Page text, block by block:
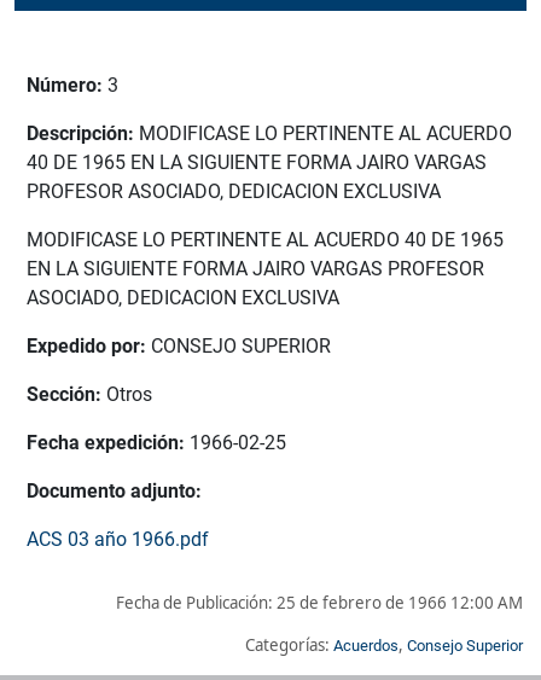
Número: 3
Descripción: MODIFICASE LO PERTINENTE AL ACUERDO
40 DE 1965 EN LA SIGUIENTE FORMA JAIRO VARGAS
PROFESOR ASOCIADO, DEDICACION EXCLUSIVA
MODIFICASE LO PERTINENTE AL ACUERDO 40 DE 1965
EN LA SIGUIENTE FORMA JAIRO VARGAS PROFESOR
ASOCIADO, DEDICACION EXCLUSIVA
Expedido por: CONSEJO SUPERIOR
Sección: Otros
Fecha expedición: 1966-02-25
Documento adjunto:
ACS 03 año 1966.pdf
Fecha de Publicación: 25 de febrero de 1966 12:00 AM
Categorías: Acuerdos, Consejo Superior